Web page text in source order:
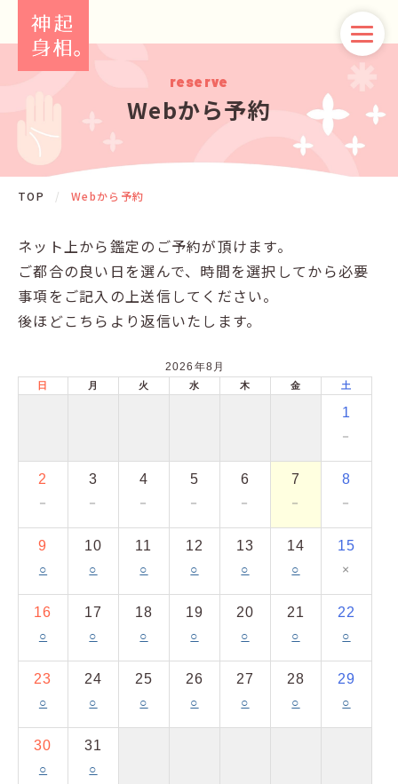
reserve
Webから予約
TOP / Webから予約
ネット上から鑑定のご予約が頂けます。
ご都合の良い日を選んで、時間を選択してから必要
事項をご記入の上送信してください。
後ほどこちらより返信いたします。
2026年8月
日 月 火 水 木 金 土
1
－
2
－
3
－
4
－
5
－
6
－
7
－
8
－
9
○
10
○
11
○
12
○
13
○
14
○
15
×
16
○
17
○
18
○
19
○
20
○
21
○
22
○
23
○
24
○
25
○
26
○
27
○
28
○
29
○
30
○
31
○